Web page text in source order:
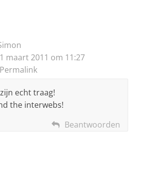
1 maart 2011 om 11:27
Permalink
echt traag!
the interwebs!
Beantwoorden